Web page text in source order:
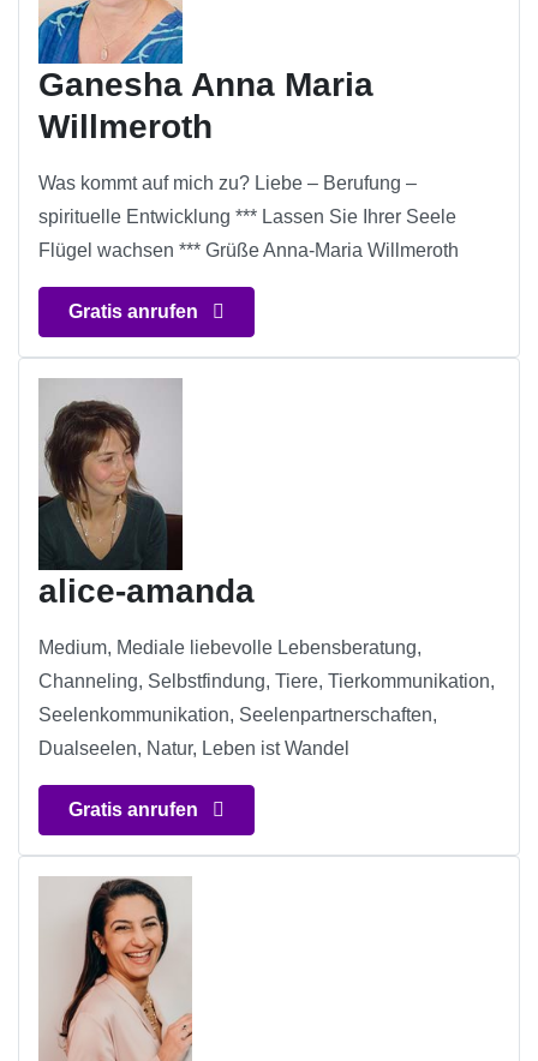
Ganesha Anna Maria
Willmeroth
Was kommt auf mich zu? Liebe – Berufung –
spirituelle Entwicklung *** Lassen Sie Ihrer Seele
Flügel wachsen *** Grüße Anna-Maria Willmeroth
Gratis anrufen
alice-amanda
Medium, Mediale liebevolle Lebensberatung,
Channeling, Selbstfindung, Tiere, Tierkommunikation,
Seelenkommunikation, Seelenpartnerschaften,
Dualseelen, Natur, Leben ist Wandel
Gratis anrufen